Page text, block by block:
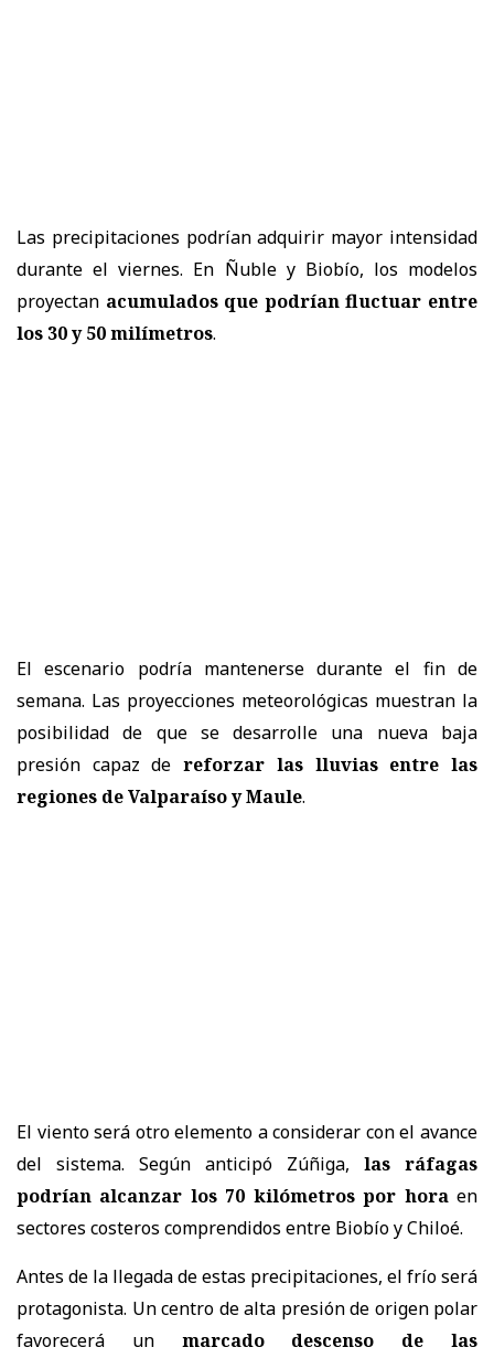
Las precipitaciones podrían adquirir mayor intensidad
durante el viernes. En Ñuble y Biobío, los modelos
proyectan acumulados que podrían fluctuar entre
los 30 y 50 milímetros.
El escenario podría mantenerse durante el fin de
semana. Las proyecciones meteorológicas muestran la
posibilidad de que se desarrolle una nueva baja
presión capaz dereforzar las lluvias entre las
regiones de Valparaíso y Maule.
El viento será otro elemento a considerar con el avance
del sistema. Según anticipó Zúñiga, las ráfagas
podrían alcanzar los 70 kilómetros por horaen
sectores costeros comprendidos entre Biobío y Chiloé.
Antes de la llegada de estas precipitaciones, el frío será
protagonista. Un centro de alta presión de origen polar
favorecerá un marcado descenso de las